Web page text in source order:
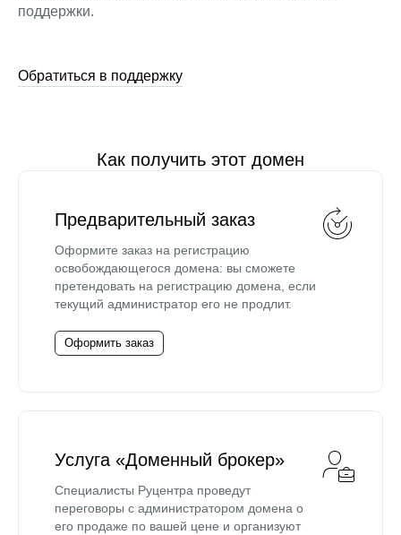
поддержки.
Обратиться в поддержку
Как получить этот домен
Предварительный заказ
Оформите заказ на регистрацию
освобождающегося домена: вы сможете
претендовать на регистрацию домена, если
текущий администратор его не продлит.
Оформить заказ
Услуга «Доменный брокер»
Специалисты Руцентра проведут
переговоры с администратором домена о
его продаже по вашей цене и организуют